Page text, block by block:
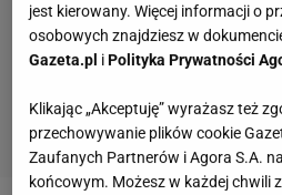
jest kierowany. Więcej informacji o
osobowych znajdziesz w
Gazeta.pl iPolityka Prywatności
Klikając „Akceptuję” wyrażasz też
przechowywanie plików cookie
Zaufanych Partnerów i Agora S.A.
końcowym. Możesz w każdej chwili